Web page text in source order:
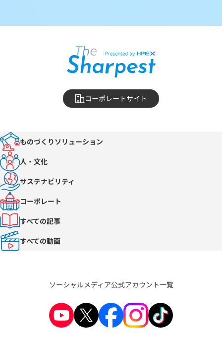
コーポレートサイト
ものづくりソリューション
人・文化
サステナビリティ
コーポレート
すべての記事
すべての動画
ソーシャルメディア公式アカウント一覧